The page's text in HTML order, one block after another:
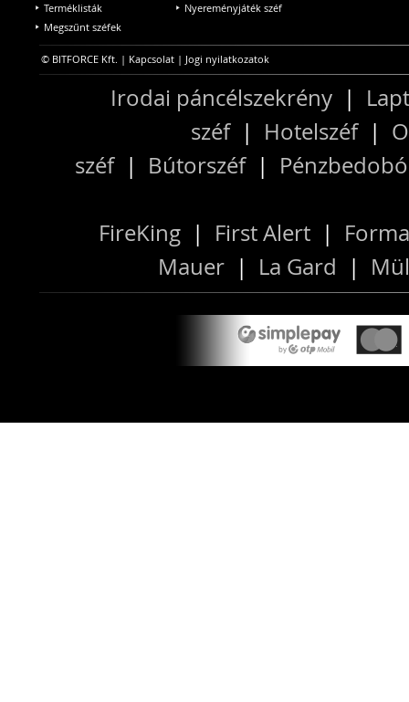
Terméklisták
Megszűnt széfek
Nyereményjáték széf
© BITFORCE Kft. | Kapcsolat | Jogi nyilatkozatok
Irodai páncélszekrény |
széf| Hotelszéf|
széf| Bútorszéf|
FireKing | First Alert |
Mauer | La Gard |